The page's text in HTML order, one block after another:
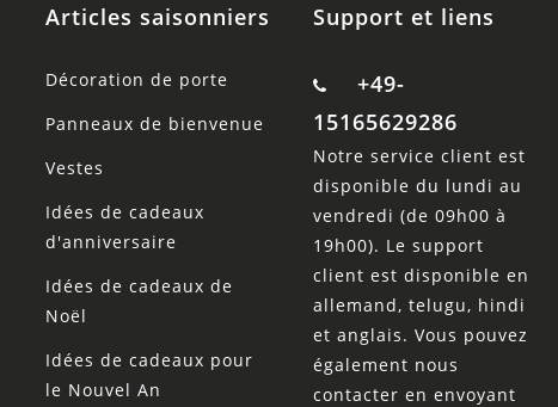
Articles saisonniers
Décoration de porte
Panneaux de bienvenue
Vestes
Idées de cadeaux
d'anniversaire
Idées de cadeaux de
Noël
Idées de cadeaux pour
le Nouvel An
Support et liens
+49-
15165629286
Notre service client est
disponible du lundi au
vendredi (de 09h00 à
19h00). Le support
client est disponible en
allemand, telugu, hindi
et anglais. Vous pouvez
également nous
contacter en envoyant